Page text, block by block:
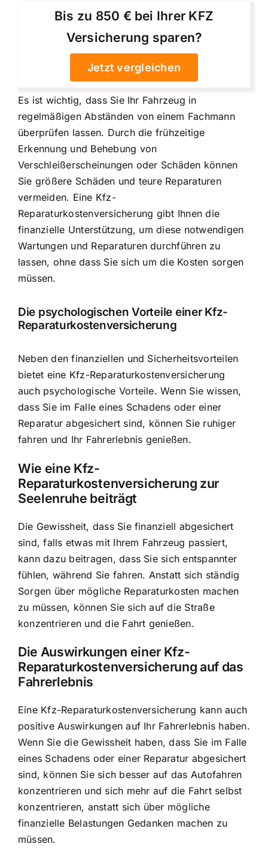
Bis zu 850 € bei Ihrer KFZ
Versicherung sparen?
Jetzt vergleichen
Es ist wichtig, dass Sie Ihr Fahrzeug in
regelmäßigen Abständen von einem Fachmann
überprüfen lassen. Durch die frühzeitige
Erkennung und Behebung von
Verschleißerscheinungen oder Schäden können
Sie größere Schäden und teure Reparaturen
vermeiden. Eine Kfz-
Reparaturkostenversicherung gibt Ihnen die
finanzielle Unterstützung, um diese notwendigen
Wartungen und Reparaturen durchführen zu
lassen, ohne dass Sie sich um die Kosten sorgen
müssen.
Die psychologischen Vorteile einer Kfz-
Reparaturkostenversicherung
Neben den finanziellen und Sicherheitsvorteilen
bietet eine Kfz-Reparaturkostenversicherung
auch psychologische Vorteile. Wenn Sie wissen,
dass Sie im Falle eines Schadens oder einer
Reparatur abgesichert sind, können Sie ruhiger
fahren und Ihr Fahrerlebnis genießen.
Wie eine Kfz-
Reparaturkostenversicherung zur
Seelenruhe beiträgt
Die Gewissheit, dass Sie finanziell abgesichert
sind, falls etwas mit Ihrem Fahrzeug passiert,
kann dazu beitragen, dass Sie sich entspannter
fühlen, während Sie fahren. Anstatt sich ständig
Sorgen über mögliche Reparaturkosten machen
zu müssen, können Sie sich auf die Straße
konzentrieren und die Fahrt genießen.
Die Auswirkungen einer Kfz-
Reparaturkostenversicherung auf das
Fahrerlebnis
Eine Kfz-Reparaturkostenversicherung kann auch
positive Auswirkungen auf Ihr Fahrerlebnis haben.
Wenn Sie die Gewissheit haben, dass Sie im Falle
eines Schadens oder einer Reparatur abgesichert
sind, können Sie sich besser auf das Autofahren
konzentrieren und sich mehr auf die Fahrt selbst
konzentrieren, anstatt sich über mögliche
finanzielle Belastungen Gedanken machen zu
müssen.